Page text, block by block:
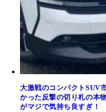
大激戦のコンパクトSUV
かった反撃の切り札の本
がマジで気持ち良すぎ！